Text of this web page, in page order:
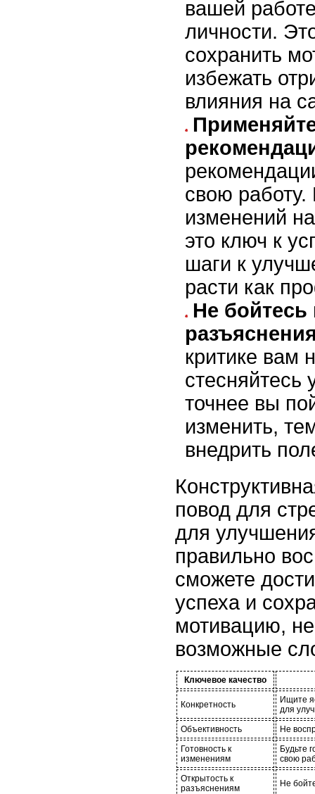
вашей
личности.
сохранить
избежать
влияния на
свою работу.
изменений
это ключ к
шаги к
расти как
Не бойтесь
критике вам
стесняйтесь
точнее вы
изменить,
внедрить
повод для
для
правильно
сможете
успеха и
мотивацию,
возможные
Ключевое качество
Конкретность
Ищите
для
Объективность
Не
Готовность к
изменениям
Будьте
свою
Открытость к
разъяснениям
Не